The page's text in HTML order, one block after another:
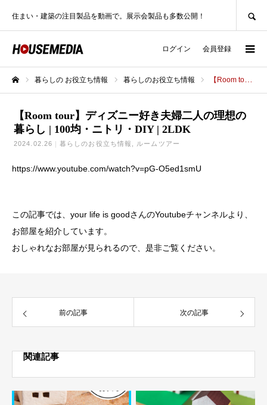
住まい・建築の注目製品を動画で。展示会製品も多数公開！
ログイン 会員登録
暮らしの お役立ち情報 暮らしのお役立ち情報 【Room tour】ディズニー好き夫婦二人の理想の暮らし | 100均・ニトリ・DIY | 2LDK
【Room tour】ディズニー好き夫婦二人の理想の
暮らし | 100均・ニトリ・DIY | 2LDK
2024.02.26 暮らしのお役立ち情報 ルームツアー
https://www.youtube.com/watch?v=pG-O5ed1smU
この記事では、your life is goodさんのYoutubeチャンネルより、
お部屋を紹介しています。
おしゃれなお部屋が見られるので、是非ご覧ください。
前の記事 次の記事
関連記事